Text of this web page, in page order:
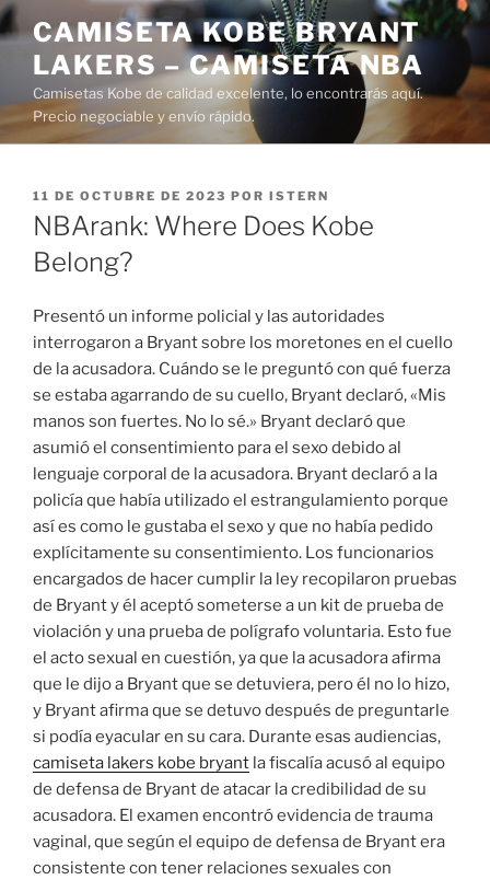
Saltar
al
contenido
CAMISETA KOBE BRYANT
LAKERS – CAMISETA NBA
Camisetas Kobe de calidad excelente, lo encontrarás aquí.
Precio negociable y envío rápido.
PUBLICADO
EL
11 DE OCTUBRE DE 2023 POR ISTERN
NBArank: Where Does Kobe
Belong?
Presentó un informe policial y las autoridades
interrogaron a Bryant sobre los moretones en el cuello
de la acusadora. Cuándo se le preguntó con qué fuerza
se estaba agarrando de su cuello, Bryant declaró, «Mis
manos son fuertes. No lo sé.» Bryant declaró que
asumió el consentimiento para el sexo debido al
lenguaje corporal de la acusadora. Bryant declaró a la
policía que había utilizado el estrangulamiento porque
así es como le gustaba el sexo y que no había pedido
explícitamente su consentimiento. Los funcionarios
encargados de hacer cumplir la ley recopilaron pruebas
de Bryant y él aceptó someterse a un kit de prueba de
violación y una prueba de polígrafo voluntaria. Esto fue
el acto sexual en cuestión, ya que la acusadora afirma
que le dijo a Bryant que se detuviera, pero él no lo hizo,
y Bryant afirma que se detuvo después de preguntarle
si podía eyacular en su cara. Durante esas audiencias,
camiseta lakers kobe bryant la fiscalía acusó al equipo
de defensa de Bryant de atacar la credibilidad de su
acusadora. El examen encontró evidencia de trauma
vaginal, que según el equipo de defensa de Bryant era
consistente con tener relaciones sexuales con